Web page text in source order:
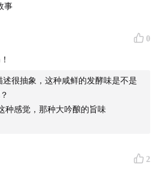
事
0
述很抽象，这种咸鲜的发酵味是不是
种感觉，那种大吟酿的旨味
2